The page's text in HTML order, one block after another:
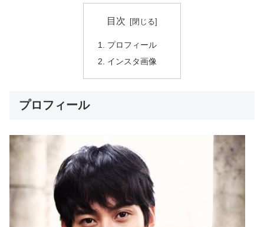
目次
プロフィール
インスタ画像
プロフィール